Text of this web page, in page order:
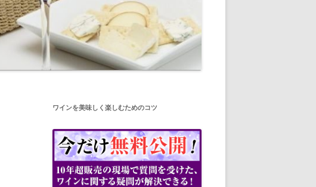
ワインを美味しく楽しむためのコツ